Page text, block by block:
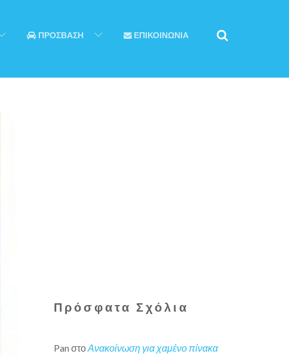
ΠΡΟΣΒΑΣΗ ΕΠΙΚΟΙΝΩΝΙΑ
Πρόσφατα Σχόλια
Pan στοΑνακοίνωση για χαμένο πίνακα